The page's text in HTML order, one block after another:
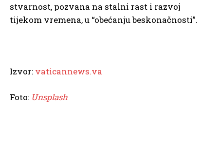
stvarnost, pozvana na stalni rast i razvoj
tijekom vremena, u “obećanju beskonačnosti”.
Izvor: vaticannews.va
Foto: Unsplash